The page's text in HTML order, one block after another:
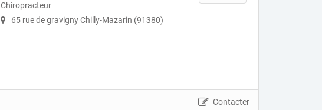
Chiropracteur
65 rue de gravigny Chilly-Mazarin (91380)
Contacter